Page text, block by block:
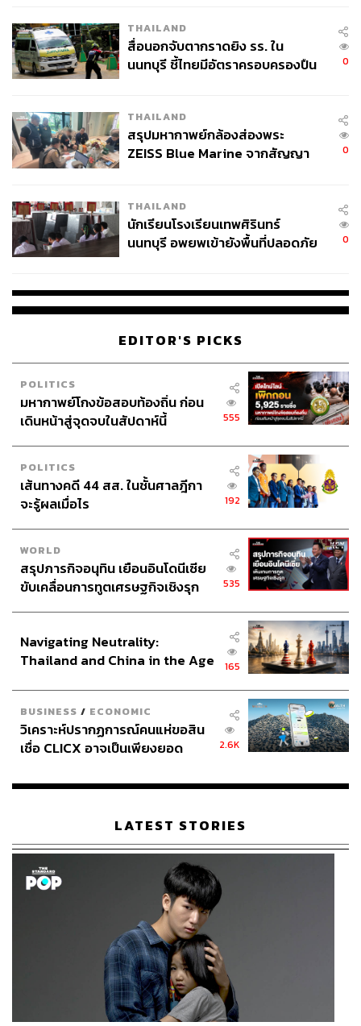
THAILAND
สื่อนอกจับตากราดยิง รร. ใน
นนทบุรี ชี้ไทยมีอัตราครอบครองปืน
0
THAILAND
สรุปมหากาพย์กล้องส่องพระ
ZEISS Blue Marine จากสัญญา
จ่ายหนี้-แอบระบุแบรนด์
0
THAILAND
นักเรียนโรงเรียนเทพศิรินทร์
นนทบุรี อพยพเข้ายังพื้นที่ปลอดภัย
0
EDITOR'S PICKS
POLITICS
มหากาพย์โกงข้อสอบท้องถิ่น ก่อน
เดินหน้าสู่จุดจบในสัปดาห์นี้
555
POLITICS
เส้นทางคดี 44 สส. ในชั้นศาลฎีกา
จะรู้ผลเมื่อไร
192
WORLD
สรุปภารกิจอนุทิน เยือนอินโดนีเซีย
ขับเคลื่อนการทูตเศรษฐกิจเชิงรุก
535
Navigating Neutrality:
Thailand and China in the Age
165
BUSINESS / ECONOMIC
วิเคราะห์ปรากฏการณ์คนแห่ขอสิน
เชื่อ CLICX อาจเป็นเพียงยอด
เรือนไทยที่ถูกซุกไว้
2.6K
LATEST STORIES